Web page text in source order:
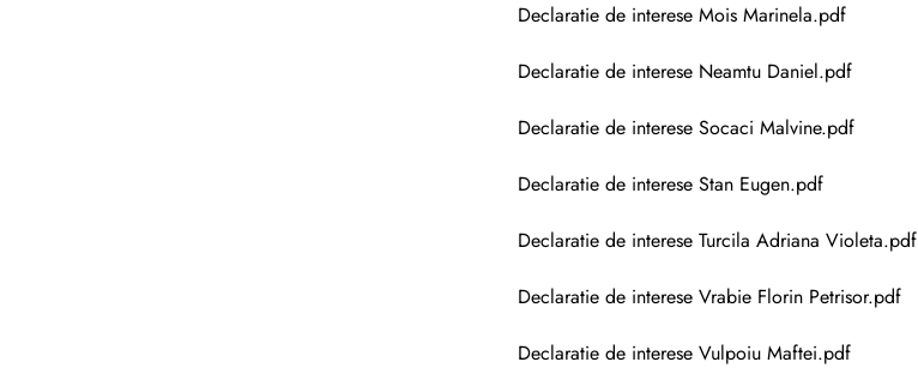
Declaratie de interese Mois Marinela.pdf
Declaratie de interese Neamtu Daniel.pdf
Declaratie de interese Socaci Malvine.pdf
Declaratie de interese Stan Eugen.pdf
Declaratie de interese Turcila Adriana Violeta.pdf
Declaratie de interese Vrabie Florin Petrisor.pdf
Declaratie de interese Vulpoiu Maftei.pdf